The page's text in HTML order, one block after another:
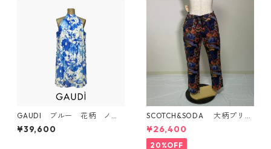
GAUDI ブルー 花柄 ノー
スリーブ ワンピース
¥39,600
SCOTCH&SODA 大柄プリン
トイージーパンツ
¥26,400
20%OFF